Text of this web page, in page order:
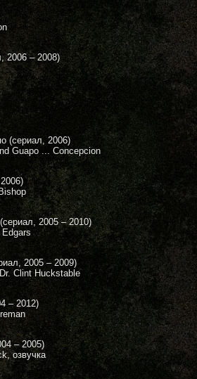
2006 – 2008)
(сериал, 2006)
Guapo ... Concepcion
2005 – 2010)
2005 – 2009)
Clint Huckstable
– 2012)
– 2005)
озвучка